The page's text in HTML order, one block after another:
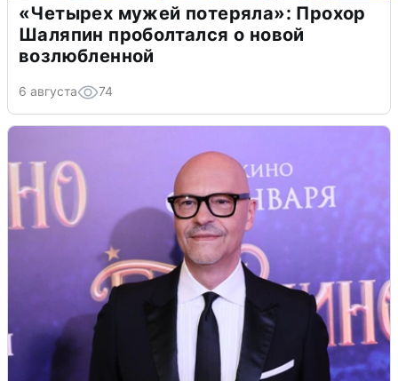
«Четырех мужей потеряла»: Прохор
Шаляпин проболтался о новой
возлюбленной
6 августа 74